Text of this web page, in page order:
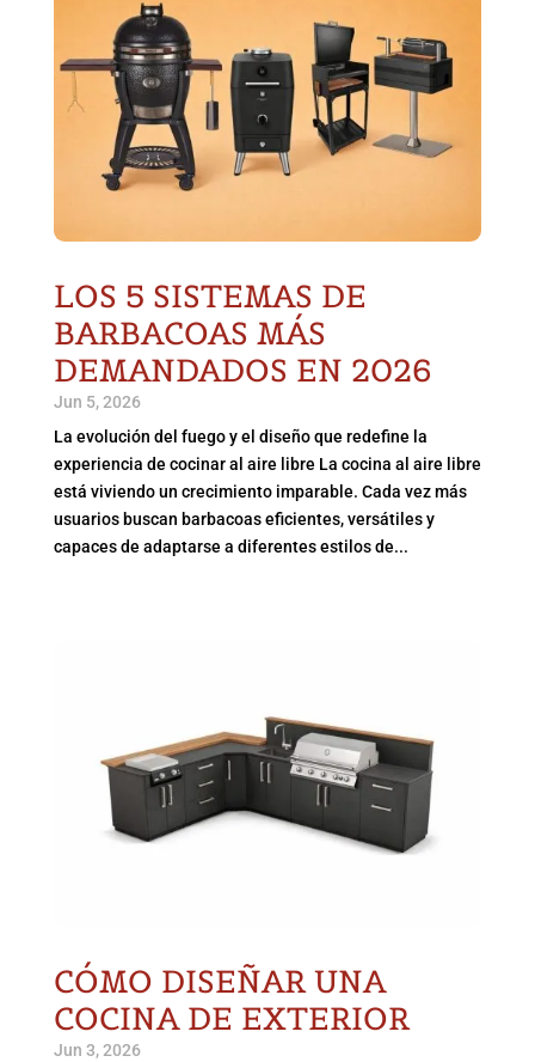
LOS 5 SISTEMAS DE
BARBACOAS MÁS
DEMANDADOS EN 2026
Jun 5, 2026
La evolución del fuego y el diseño que redefine la
experiencia de cocinar al aire libre La cocina al aire libre
está viviendo un crecimiento imparable. Cada vez más
usuarios buscan barbacoas eficientes, versátiles y
capaces de adaptarse a diferentes estilos de...
CÓMO DISEÑAR UNA
COCINA DE EXTERIOR
Jun 3, 2026